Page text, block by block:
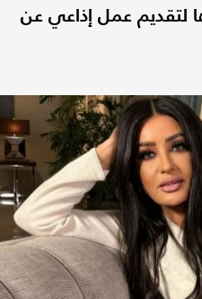
لتقديم عمل إذاعي عن